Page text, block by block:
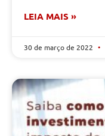
LEIA MAIS »
30 de março de 2022